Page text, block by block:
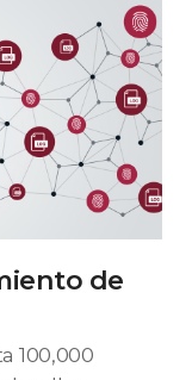
de
100,000